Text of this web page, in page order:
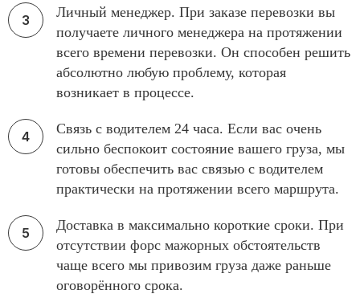
Личный менеджер. При заказе перевозки вы
получаете личного менеджера на протяжении
всего времени перевозки. Он способен решить
абсолютно любую проблему, которая
возникает в процессе.
Связь с водителем 24 часа. Если вас очень
сильно беспокоит состояние вашего груза, мы
готовы обеспечить вас связью с водителем
практически на протяжении всего маршрута.
Доставка в максимально короткие сроки. При
отсутствии форс мажорных обстоятельств
чаще всего мы привозим груза даже раньше
оговорённого срока.